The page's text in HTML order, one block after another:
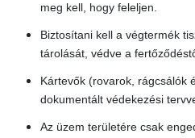
meg kell, hogy feleljen.
Biztosítani kell a végtermék
tárolását, védve a
Kártevők (rovarok, rágcsálók
dokumentált védekezési
Az üzem területére csak